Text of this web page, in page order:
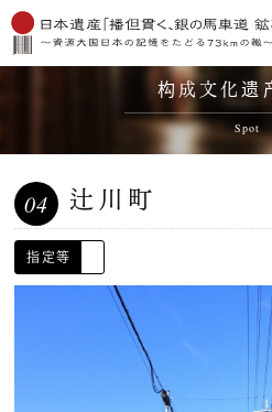
构成文化遗
Spot
04 辻川町